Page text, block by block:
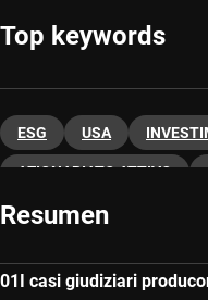
Top keywords
ESG USA
AZIONARIATO ATTIVO
Resumen
I casi giudiziari